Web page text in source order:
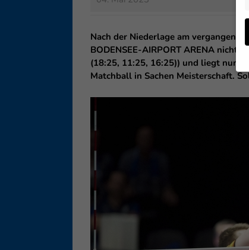
Nach der Niederlage am
BODENSEE-AIRPORT ARENA nicht
(18:25, 11:25, 16:25)) und liegt nun
Matchball in Sachen Meisterschaft.